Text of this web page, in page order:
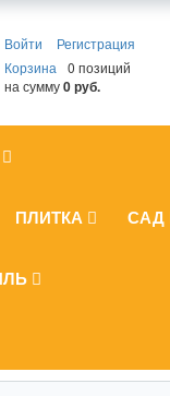
Войти
Регистрация
Корзина
0 позиций
на сумму0 руб.
ПЛИТКА САД